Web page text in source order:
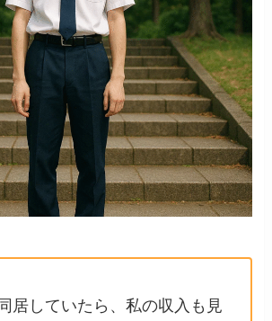
居していたら、私の収入も見